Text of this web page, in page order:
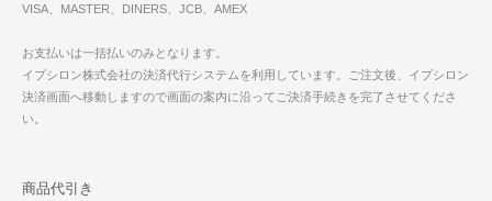
VISA、MASTER、DINERS、JCB、AMEX
お支払いは一括払いのみとなります。
イプシロン株式会社の決済代行システムを利用しています。ご注文後、イプシロン
決済画面へ移動しますので画面の案内に沿ってご決済手続きを完了させてくださ
い。
商品代引き